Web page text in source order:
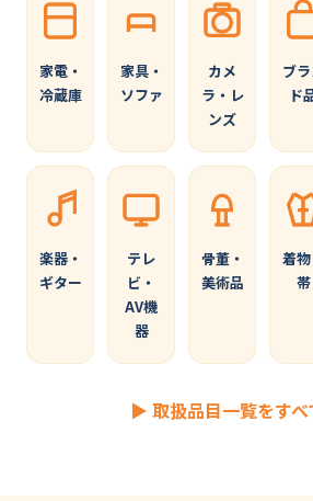
家電・
冷蔵庫
家具・
ソファ
カメ
ラ・レ
ンズ
ブ
ド
楽器・
ギター
テレ
ビ・
AV機
器
骨董・
美術品
着物
帯
▶ 取扱品目一覧をすべ